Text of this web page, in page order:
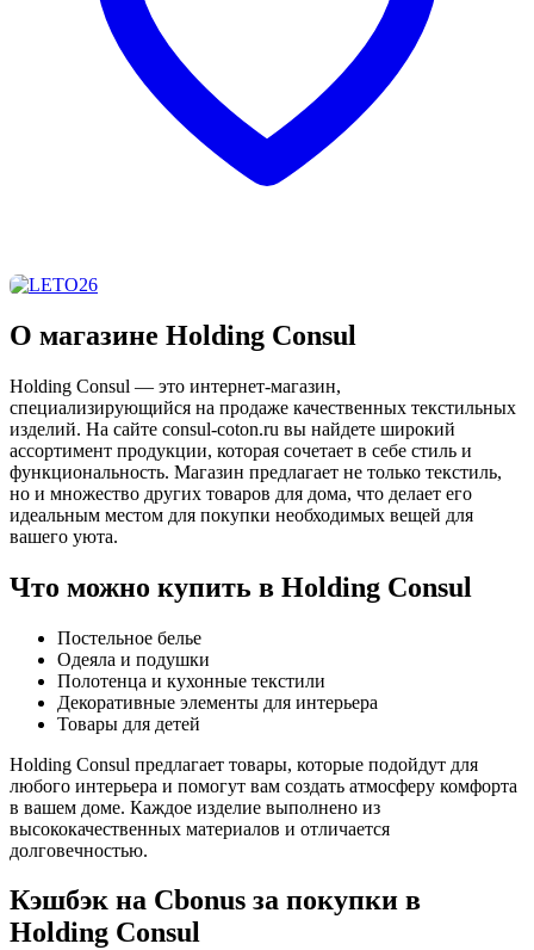
О магазине Holding Consul
Holding Consul — это интернет-магазин,
специализирующийся на продаже качественных текстильных
изделий. На сайте consul-coton.ru вы найдете широкий
ассортимент продукции, которая сочетает в себе стиль и
функциональность. Магазин предлагает не только текстиль,
но и множество других товаров для дома, что делает его
идеальным местом для покупки необходимых вещей для
вашего уюта.
Что можно купить в Holding Consul
Постельное белье
Одеяла и подушки
Полотенца и кухонные текстили
Декоративные элементы для интерьера
Товары для детей
Holding Consul предлагает товары, которые подойдут для
любого интерьера и помогут вам создать атмосферу комфорта
в вашем доме. Каждое изделие выполнено из
высококачественных материалов и отличается
долговечностью.
Кэшбэк на Cbonus за покупки в
Holding Consul